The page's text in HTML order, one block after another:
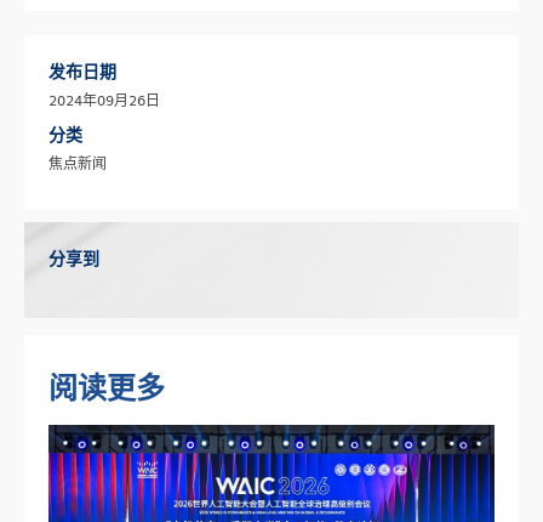
发布日期
2024年09月26日
分类
焦点新闻
分享到
阅读更多